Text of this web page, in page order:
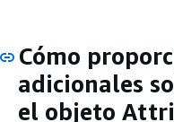
Cómo
adicionales
el objeto